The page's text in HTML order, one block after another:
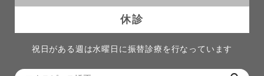
休診
祝日がある週は水曜日に振替診療を行なっています